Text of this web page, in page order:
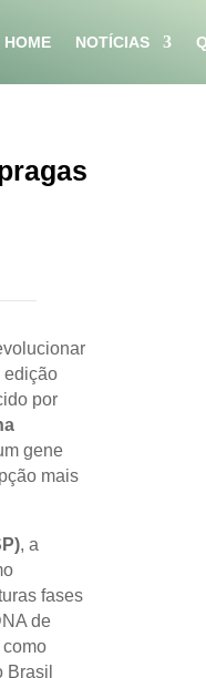
HOME NOTÍCIAS
edição
por
gene
mais
, a
fases
de
Brasil